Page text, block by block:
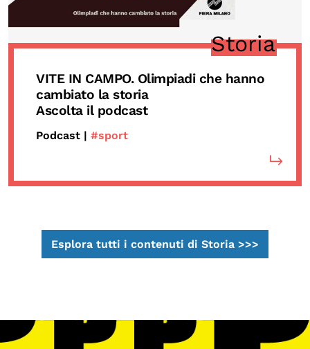
Storia
VITE IN CAMPO. Olimpiadi che hanno
cambiato la storia
Ascolta il podcast
Podcast | #sport
Esplora tutti i contenuti di Storia >>>